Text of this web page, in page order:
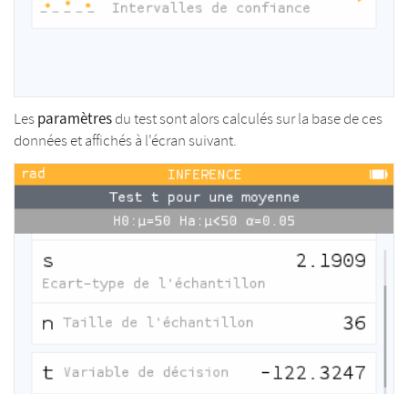
Lesparamètresdu test sont alors calculés sur la base de ces
données et affichés à l'écran suivant.